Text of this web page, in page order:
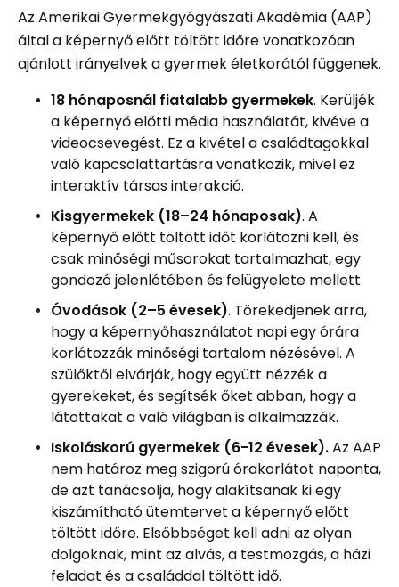
Az Amerikai Gyermekgyógyászati ​​Akadémia (AAP)
által a képernyő előtt töltött időre vonatkozóan
ajánlott irányelvek a gyermek életkorától függenek.
18 hónaposnál fiatalabb gyermekek. Kerüljék
a képernyő előtti média használatát, kivéve a
videocsevegést. Ez a kivétel a családtagokkal
való kapcsolattartásra vonatkozik, mivel ez
interaktív társas interakció.
Kisgyermekek (18–24 hónaposak). A
képernyő előtt töltött időt korlátozni kell, és
csak minőségi műsorokat tartalmazhat, egy
gondozó jelenlétében és felügyelete mellett.
Óvodások (2–5 évesek). Törekedjenek arra,
hogy a képernyőhasználatot napi egy órára
korlátozzák minőségi tartalom nézésével. A
szülőktől elvárják, hogy együtt nézzék a
gyerekeket, és segítsék őket abban, hogy a
látottakat a való világban is alkalmazzák.
Iskoláskorú gyermekek (6-12 évesek).Az AAP
nem határoz meg szigorú órakorlátot naponta,
de azt tanácsolja, hogy alakítsanak ki egy
kiszámítható ütemtervet a képernyő előtt
töltött időre. Elsőbbséget kell adni az olyan
dolgoknak, mint az alvás, a testmozgás, a házi
feladat és a családdal töltött idő.